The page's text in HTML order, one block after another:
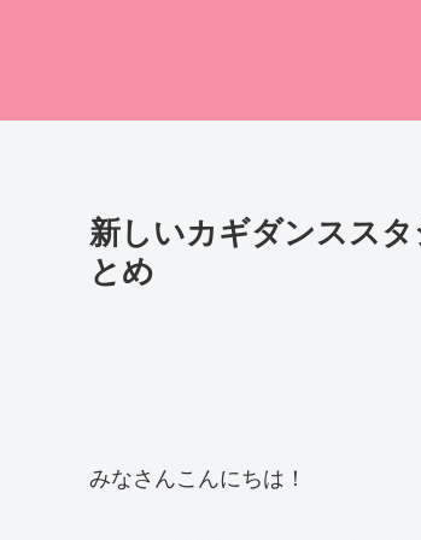
新しいカギダンススタ
とめ
みなさんこんにちは！